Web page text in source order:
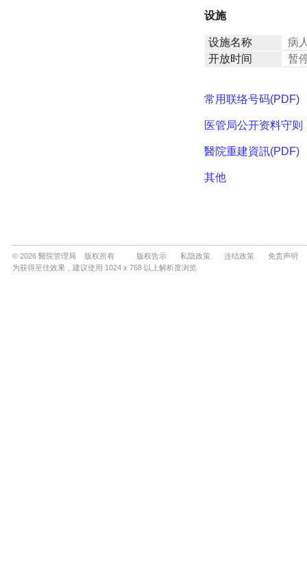
© 2026 醫院管理局 版权所有 版权告示 私隐政策 连结政策
免责声明
为获得至佳效果，建议使用 1024 x 768 以上解析度浏览